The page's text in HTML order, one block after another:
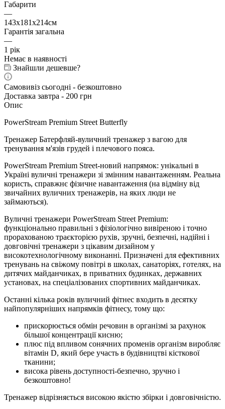
Габарити
—
143х181х214см
Гарантія загальна
—
1 рік
Немає в наявності
Знайшли дешевше?
Самовивіз сьогодні - безкоштовно
Доставка завтра - 200 грн
Опис
PowerStream Premium Street Butterfly
Тренажер Батерфляй-вуличний тренажер з вагою для
тренування м'язів грудей і плечового пояса.
PowerStream Premium Street-новий напрямок: унікальні в
Україні вуличні тренажери зі змінним навантаженням. Реальна
користь, справжнє фізичне навантаження (на відміну від
звичайних вуличних тренажерів, на яких люди не
займаються).
Вуличні тренажери PowerStream Street Premium:
функціонально правильні з фізіологічно вивіреною і точно
прорахованою траєкторією рухів, зручні, безпечні, надійні і
довговічні тренажери з цікавим дизайном у
високотехнологічному виконанні. Призначені для ефективних
тренувань на свіжому повітрі в школах, санаторіях, готелях, на
дитячих майданчиках, в приватних будинках, державних
установах, на спеціалізованих спортивних майданчиках.
Останні кілька років вуличний фітнес входить в десятку
найпопулярніших напрямків фітнесу, тому що:
прискорюється обмін речовин в організмі за рахунок
більшої концентрації кисню;
плюс під впливом сонячних променів організм виробляє
вітамін D, який бере участь в будівництві кісткової
тканини;
висока рівень доступності-безпечно, зручно і
безкоштовно!
Тренажер відрізняється високою якістю збірки і довговічністю.